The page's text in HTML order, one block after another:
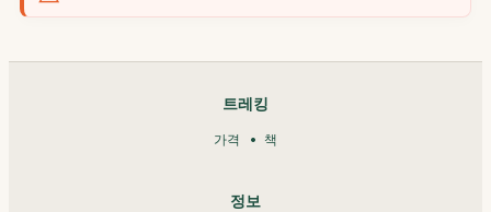
트레킹
가격 책
정보